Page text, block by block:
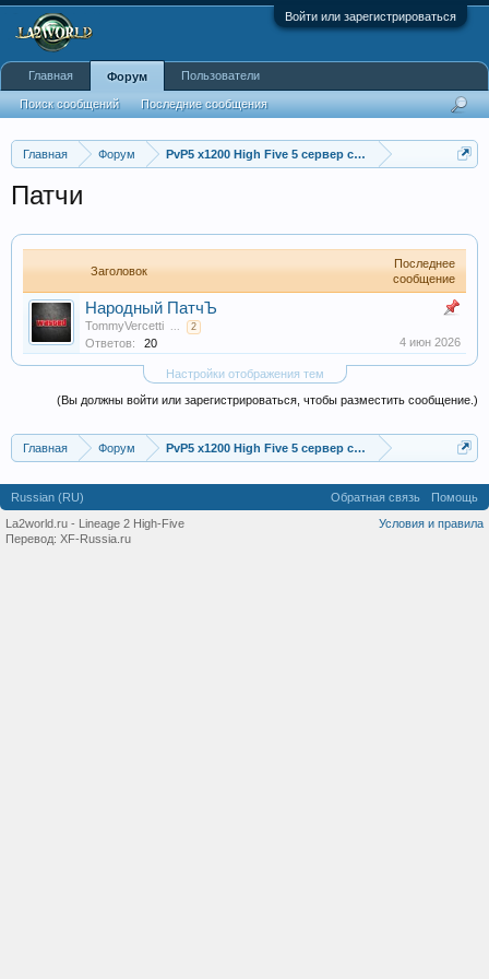
Войти или зарегистрироваться
Главная Форум PvP5 x1200 High Five 5 сервер с бафером
Патчи
Заголовок
Последнее
сообщение
Народный ПатчЪ
TommyVercetti ... 2
Ответов: 20 4 июн 2026
Настройки отображения тем
(Вы должны войти или зарегистрироваться, чтобы разместить сообщение.)
Главная Форум PvP5 x1200 High Five 5 сервер с бафером
Главная Форум
Поиск сообщений Последние сообщения
Пользователи
Russian (RU) Обратная связь
Помощь
Условия и правила
La2world.ru - Lineage 2 High-Five
Перевод: XF-Russia.ru